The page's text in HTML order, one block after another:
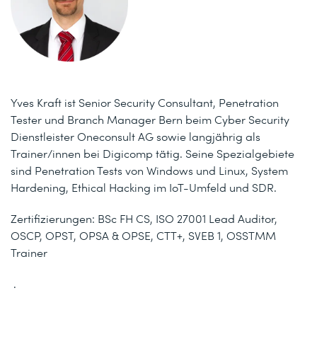
Yves Kraft ist Senior Security Consultant, Penetration
Tester und Branch Manager Bern beim Cyber Security
Dienstleister Oneconsult AG sowie langjährig als
Trainer/innen bei Digicomp tätig. Seine Spezialgebiete
sind Penetration Tests von Windows und Linux, System
Hardening, Ethical Hacking im IoT-Umfeld und SDR.
Zertifizierungen: BSc FH CS, ISO 27001 Lead Auditor,
OSCP, OPST, OPSA & OPSE, CTT+, SVEB 1, OSSTMM
Trainer
.